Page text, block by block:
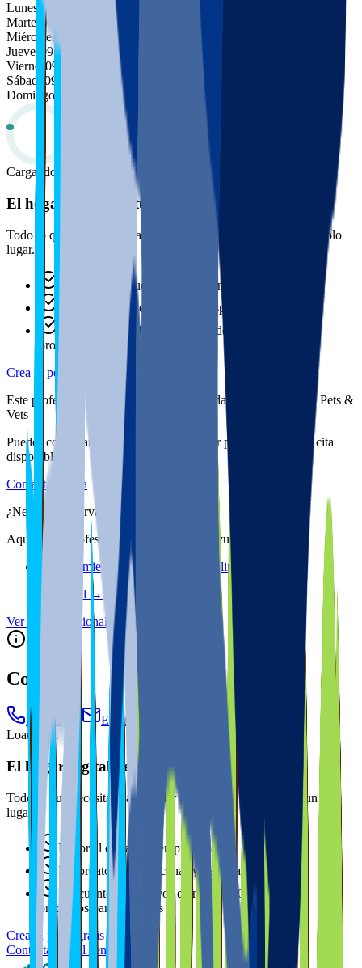
Lunes 09:30 16:00
Martes 09:30 16:00
Miércoles
14:00
Jueves
09:30 16:00
Viernes09:30 ·16:00
Sábado 09:30
Domingo
Cerrado
Cargando
El hogar digital de tu mascota
Todo lo que necesitas para cuidar mejor de tu peludete, en un solo
lugar.
Historial de salud siempre a mano
Recordatorios de vacunas y desparasitaciones
Descuentos exclusivos en más de 100 marcas de
productos para mascotas
Crea tu perfil gratis
Este profesional todavía no tiene su agenda activa a través de Pets &
Vets
Puedes contactar directamente o encontrar profesionales con cita
disponible.
Contactar ahora
¿Necesitas reservar de forma inmediata?
Aquí tienes profesionales que te podrán ayudar
En movimiento - Rehabilitación Online Veterinaria
Ver perfil →
Ver más profesionales →
Contacto
Llamar Email
Loading...
El hogar digital de tu mascota
Todo lo que necesitas para cuidar mejor de tu peludete, en un solo
lugar.
Historial de salud siempre a mano
Recordatorios de vacunas y desparasitaciones
Descuentos exclusivos en más de 100 marcas de
productos para mascotas
Crea tu perfil gratis
Contacta con el centro